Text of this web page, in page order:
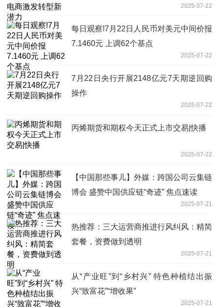
2025-07-22
每日观察!7月22日人民币对美元中间价报
7.1460元 上调62个基点
2025-07-22
7月22日央行开展2148亿元7天期逆回购
操作
2025-07-22
丙烯期货和期权今天正式上市交易|快播
2025-07-22
【中国那些事儿】外媒：跨国公司云集链
博会 盛赞中国供应链“奇迹” 焦点速读
2025-07-21
热推荐：三大运营商推进行风纠风：精简
套餐，资费做到透明
2025-07-21
从“产业旺”到“乡村兴” 特色种植结出振
兴“致富花”“增收果”
2025-07-21